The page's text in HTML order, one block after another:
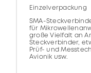
Einzelverpackung
SMA-
für
große Vielfalt an
Steckverbinder,
Prüf- und
Avionik usw.